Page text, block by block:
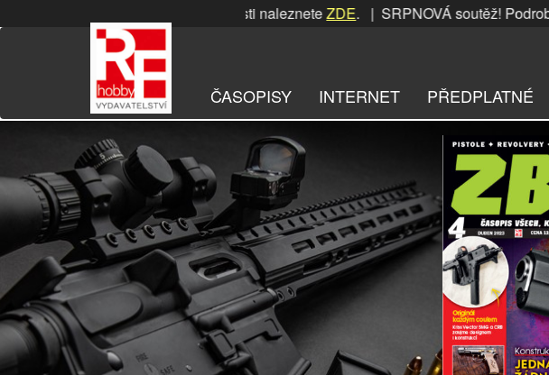
na
soutěž! Podrobnosti nalezneteZDE. | SRPNOVÁ soutěž! Podrobnosti
ČASOPISY INTERNET PŘEDPLATNÉ